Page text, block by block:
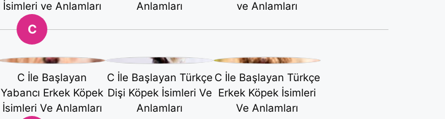
İsimleri ve Anlamları
Anlamları
ve Anlamları
C
C İle Başlayan
Yabancı Erkek Köpek
İsimleri Ve Anlamları
C İle Başlayan Türkçe
Dişi Köpek İsimleri Ve
Anlamları
C İle Başlayan Türkçe
Erkek Köpek İsimleri
Ve Anlamları